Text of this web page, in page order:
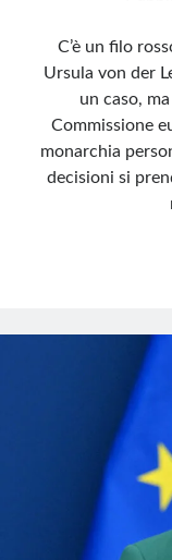
C’è un filo
Ursula von der
un caso,
Commissione
monarchia
decisioni si